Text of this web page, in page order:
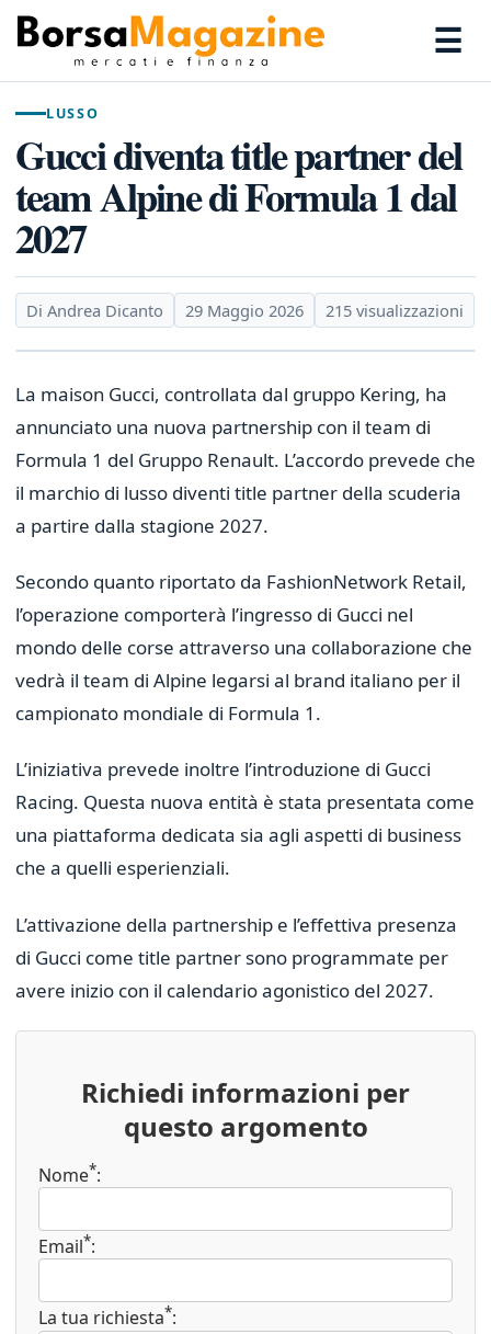
☰
LUSSO
Gucci diventa title partner del
team Alpine di Formula 1 dal
2027
Di Andrea Dicanto 29 Maggio 2026 215 visualizzazioni
La maison Gucci, controllata dal gruppo Kering, ha
annunciato una nuova partnership con il team di
Formula 1 del Gruppo Renault. L’accordo prevede che
il marchio di lusso diventi title partner della scuderia
a partire dalla stagione 2027.
Secondo quanto riportato da FashionNetwork Retail,
l’operazione comporterà l’ingresso di Gucci nel
mondo delle corse attraverso una collaborazione che
vedrà il team di Alpine legarsi al brand italiano per il
campionato mondiale di Formula 1.
L’iniziativa prevede inoltre l’introduzione di Gucci
Racing. Questa nuova entità è stata presentata come
una piattaforma dedicata sia agli aspetti di business
che a quelli esperienziali.
L’attivazione della partnership e l’effettiva presenza
di Gucci come title partner sono programmate per
avere inizio con il calendario agonistico del 2027.
Richiedi informazioni per
questo argomento
Nome*:
Email*:
La tua richiesta*: